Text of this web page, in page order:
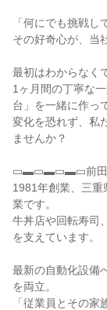
「何にでも挑戦し
その好奇心が、当
最初はわからなく
1ヶ月間の丁寧な
台」を一緒に作っ
変化を恐れず、私
ませんか？
▭▬▭▬▭▬▭前
1981年創業、三
業です。
牛丼店や回転寿司
を支えています。
最新の自動化設備
を両立。
「従業員とその